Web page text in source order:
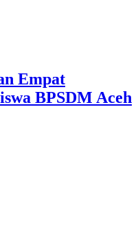
Empat
BPSDM Aceh